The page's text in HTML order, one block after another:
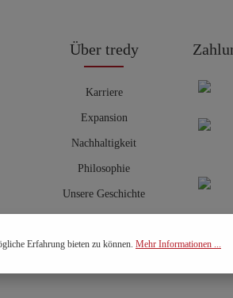
Über tredy
Karriere
Expansion
Nachhaltigkeit
Philosophie
Unsere Geschichte
Erfahrung bieten zu können. Mehr Informationen ...